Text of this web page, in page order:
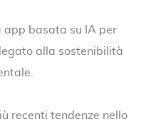
app basata su IA per
alla sostenibilità
recenti tendenze nello